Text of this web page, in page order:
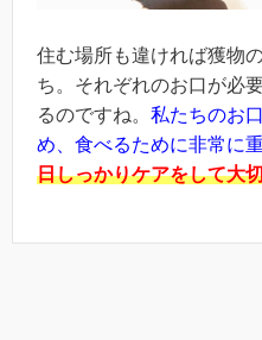
住む場所も違ければ獲物
ち。それぞれのお口が必
るのですね。 私たちのお
め、食べるために非常に
日しっかりケアをして大